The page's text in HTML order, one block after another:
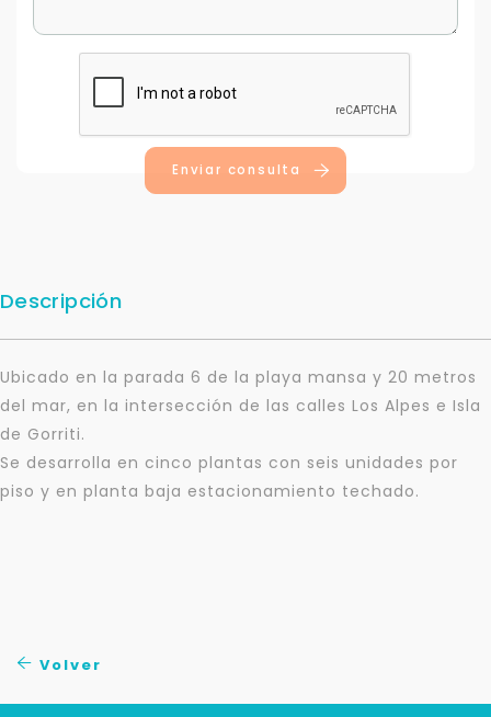
Enviar consulta
Descripción
Ubicado en la parada 6 de la playa mansa y 20 metros
del mar, en la intersección de las calles Los Alpes e Isla
de Gorriti.
Se desarrolla en cinco plantas con seis unidades por
piso y en planta baja estacionamiento techado.
Volver
Tu nombre *